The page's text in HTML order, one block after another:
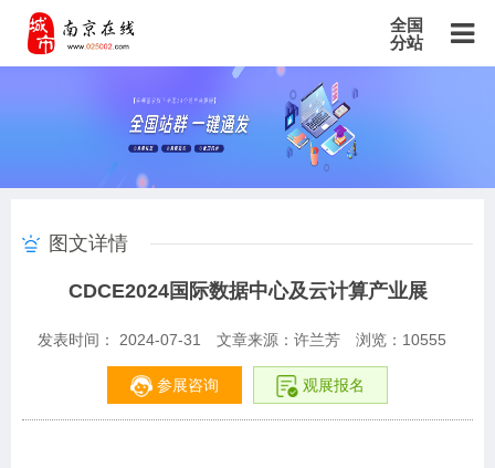
全国
分站
广东站 重庆站 天津站 江苏站
福建站 山东站 河南站
甘肃站
新疆站
四川站
图文详情
CDCE2024国际数据中心及云计算产业展
发表时间： 2024-07-31 文章来源：许兰芳 浏览： 10555
参展咨询 观展报名